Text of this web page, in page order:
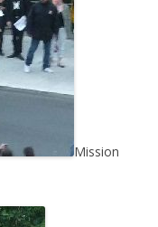
Mission